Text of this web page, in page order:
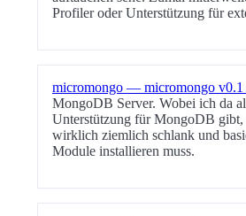
Profiler oder Unterstützung für
micromongo — micromongo v0.1
MongoDB Server. Wobei ich da
Unterstützung für MongoDB gibt,
wirklich ziemlich schlank und
Module installieren muss.